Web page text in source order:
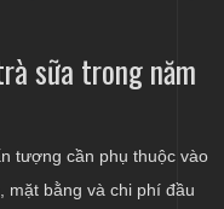
sữa trong năm
tượng cần phụ thuộc vào
mặt bằng và chi phí đầu